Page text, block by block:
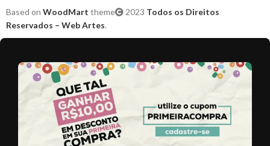
Based on WoodMart theme 2023 Todos os Direitos
Reservados – Web Artes.